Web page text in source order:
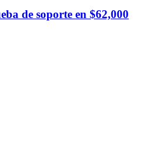
de soporte en $62,000